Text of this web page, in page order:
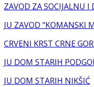
ZAVOD ZA SOCIJALNU I
JU ZAVOD "KOMANSKI
CRVENI KRST CRNE
JU DOM STARIH
JU DOM STARIH NIKŠIĆ